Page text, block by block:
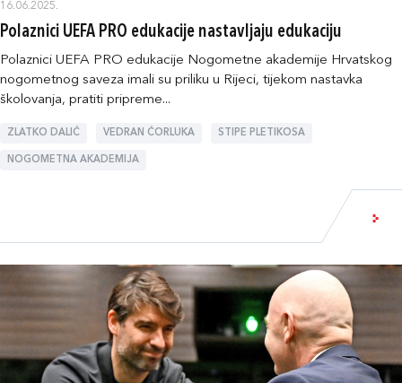
16.06.2025.
Polaznici UEFA PRO edukacije nastavljaju edukaciju
Polaznici UEFA PRO edukacije Nogometne akademije Hrvatskog
nogometnog saveza imali su priliku u Rijeci, tijekom nastavka
školovanja, pratiti pripreme...
ZLATKO DALIĆ VEDRAN ĆORLUKA STIPE PLETIKOSA
NOGOMETNA AKADEMIJA